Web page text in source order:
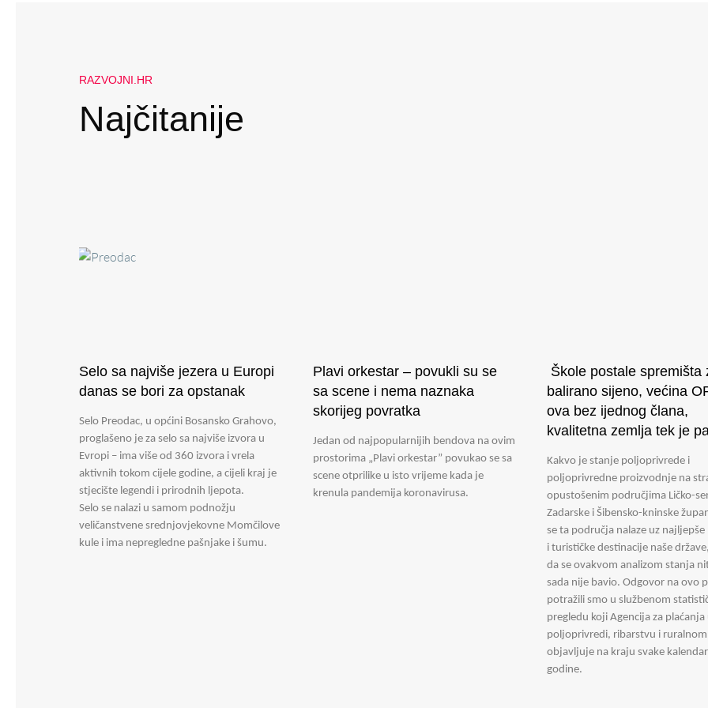
RAZVOJNI.HR
Najčitanije
Selo sa najviše jezera u Europi
danas se bori za opstanak
Selo Preodac, u općini Bosansko Grahovo,
proglašeno je za selo sa najviše izvora u
Evropi – ima više od 360 izvora i vrela
aktivnih tokom cijele godine, a cijeli kraj je
stjecište legendi i prirodnih ljepota.
Selo se nalazi u samom podnožju
veličanstvene srednjovjekovne Momčilove
kule i ima nepregledne pašnjake i šumu.
Plavi orkestar – povukli su se
sa scene i nema naznaka
skorijeg povratka
Jedan od najpopularnijih bendova na ovim
prostorima „Plavi orkestar” povukao se sa
scene otprilike u isto vrijeme kada je
krenula pandemija koronavirusa.
Škole postale spremišta
balirano sijeno, većina
ova bez ijednog člana,
kvalitetna zemlja tek je
Kakvo je stanje poljoprivrede i
poljoprivredne proizvodnje na
opustošenim područjima Ličko-
Zadarske i Šibensko-kninske
se ta područja nalaze uz
i turističke destinacije naše
da se ovakvom analizom stanja
sada nije bavio. Odgovor na ovo
potražili smo u službenom
pregledu koji Agencija za plaćanja
poljoprivredi, ribarstvu i
objavljuje na kraju svake
godine.